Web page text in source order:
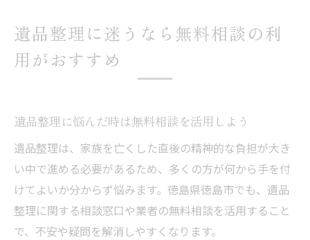
遺品整理に迷うなら無料相談の利
用がおすすめ
遺品整理に悩んだ時は無料相談を活用しよう
遺品整理は、家族を亡くした直後の精神的な負担が大き
い中で進める必要があるため、多くの方が何から手を付
けてよいか分からず悩みます。徳島県徳島市でも、遺品
整理に関する相談窓口や業者の無料相談を活用すること
で、不安や疑問を解消しやすくなります。